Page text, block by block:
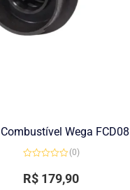
Wega FCD08
0
de
(0)
R$ 179,90